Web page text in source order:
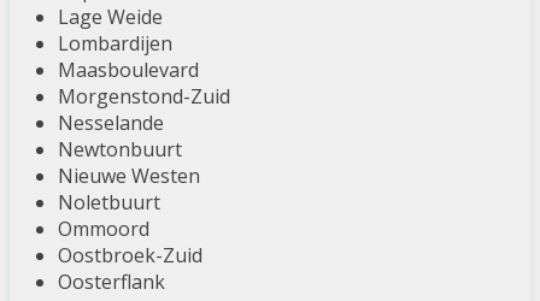
Lage Weide
Lombardijen
Maasboulevard
Morgenstond-Zuid
Nesselande
Newtonbuurt
Nieuwe Westen
Noletbuurt
Ommoord
Oostbroek-Zuid
Oosterflank